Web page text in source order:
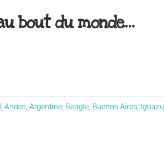
bout du monde…
, Andes, Argentine, Beagle, Buenos Aires, Iguazu